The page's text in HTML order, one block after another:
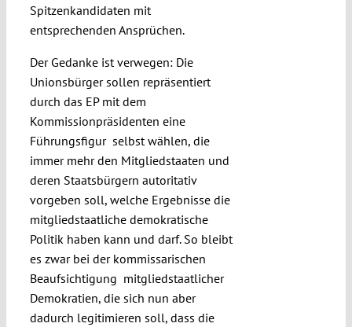
Spitzenkandidaten mit
entsprechenden Ansprüchen.
Der Gedanke ist verwegen: Die
Unionsbürger sollen repräsentiert
durch das EP mit dem
Kommissionpräsidenten eine
Führungsfigur selbst wählen, die
immer mehr den Mitgliedstaaten und
deren Staatsbürgern autoritativ
vorgeben soll, welche Ergebnisse die
mitgliedstaatliche demokratische
Politik haben kann und darf. So bleibt
es zwar bei der kommissarischen
Beaufsichtigung mitgliedstaatlicher
Demokratien, die sich nun aber
dadurch legitimieren soll, dass die